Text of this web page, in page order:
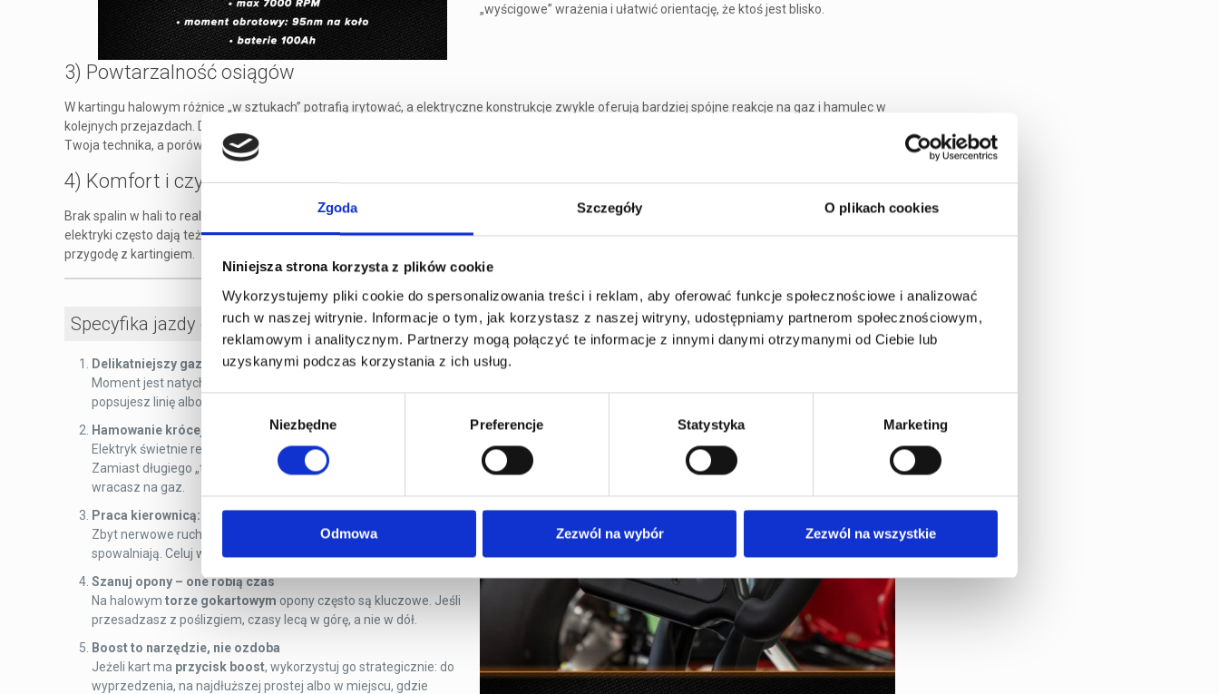
Zgoda Szczegóły O plikach cookies
Niniejsza strona korzysta z plików cookie
Wykorzystujemy pliki cookie do spersonalizowania treści i reklam, aby oferować funkcje społecznościowe i analizować
ruch w naszej witrynie. Informacje o tym, jak korzystasz z naszej witryny, udostępniamy partnerom społecznościowym,
reklamowym i analitycznym. Partnerzy mogą połączyć te informacje z innymi danymi otrzymanymi od Ciebie lub
uzyskanymi podczas korzystania z ich usług.
Wybór
Niezbędne Preferencje Statystyka Marketing
Odmowa Zezwól na wybór Zezwól na wszystkie
„wyścigowe” wrażenia i ułatwić orientację, że ktoś jest blisko.
3) Powtarzalność osiągów
W kartingu halowym różnice „w sztukach” potrafią irytować, a elektryczne konstrukcje zwykle oferują bardziej spójne reakcje na gaz i hamulec w
kolejnych przejazdach. Dodatkowo operator toru może łatwiej wyrównać flotę ustawieniami (np. profile mocy), dzięki czemu bardziej liczy się
Twoja technika, a porównywanie wyników jest po prostu uczciwsze.
4) Komfort i czystość
Brak spalin w hali to realny plus — nie tylko dla samopoczucia, ale też dla koncentracji, bo mniej bodźców „męczy” w dłuższych sesjach. W praktyce
elektryki często dają też płynniejszą pracę napędu (mniej wibracji i szarpnięć), co zwiększa komfort jazdy u dzieci i osób, które dopiero zaczynają
przygodę z kartingiem.
Specyfika jazdy gokartem elektrycznym: 6 rzeczy, które robią różnicę
Delikatniejszy gaz na wyjściu z zakrętu
Moment jest natychmiastowy – jeśli „szarpniesz”
popsujesz linię albo stracisz płynność. Najszybsi jadą „miękko”.
Hamowanie krócej, ale zdecydowanie
Elektryk świetnie reaguje na krótkie, konkretne hamowanie.
Zamiast długiego „toczenia” – ustawiasz kart, a potem wcześnie
wracasz na gaz.
Praca kierownicą: mniej znaczy więcej
Zbyt nerwowe ruchy
tylko zwiększają opory i
spowalniają. Celuj w płynny skręt i stabilny tor jazdy.
Szanuj opony – one robią czas
Na halowymtorze gokartowym opony często są kluczowe. Jeśli
przesadzasz z poślizgiem, czasy lecą w górę, a nie w dół.
Boost to narzędzie, nie ozdoba
Jeżeli kart ma przycisk boost, wykorzystuj go strategicznie: do
wyprzedzenia, na najdłuższej prostej albo w miejscu, gdzie